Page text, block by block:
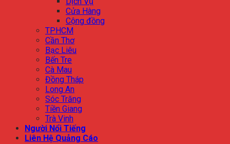
Cửa Hàng
Cộng đồng
TPHCM
Cần Thơ
Bạc Liêu
Bến Tre
Cà Mau
Đồng Tháp
Long An
Sóc Trăng
Tiền Giang
Trà Vinh
Người Nổi Tiếng
Liên Hệ Quảng Cáo